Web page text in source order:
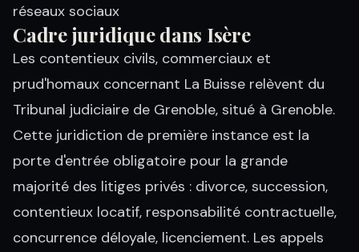
réseaux sociaux
Cadre juridique dans Isère
Les contentieux civils, commerciaux et
prud'homaux concernant La Buisse relèvent du
Tribunal judiciaire de Grenoble, situé à Grenoble.
Cette juridiction de première instance est la
porte d'entrée obligatoire pour la grande
majorité des litiges privés : divorce, succession,
contentieux locatif, responsabilité contractuelle,
concurrence déloyale, licenciement. Les appels